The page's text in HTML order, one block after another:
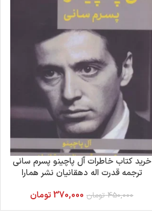
خرید کتاب خاطرات آل پاچینو پسرم سانی
ترجمه قدرت اله دهقانیان نشر همارا
450,000 تومان 370,000تومان